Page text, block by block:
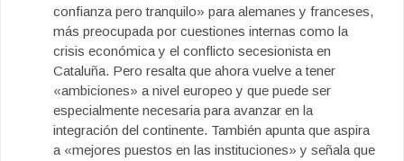
confianza pero tranquilo» para alemanes y franceses,
más preocupada por cuestiones internas como la
crisis económica y el conflicto secesionista en
Cataluña. Pero resalta que ahora vuelve a tener
«ambiciones» a nivel europeo y que puede ser
especialmente necesaria para avanzar en la
integración del continente. También apunta que aspira
a «mejores puestos en las instituciones» y señala que